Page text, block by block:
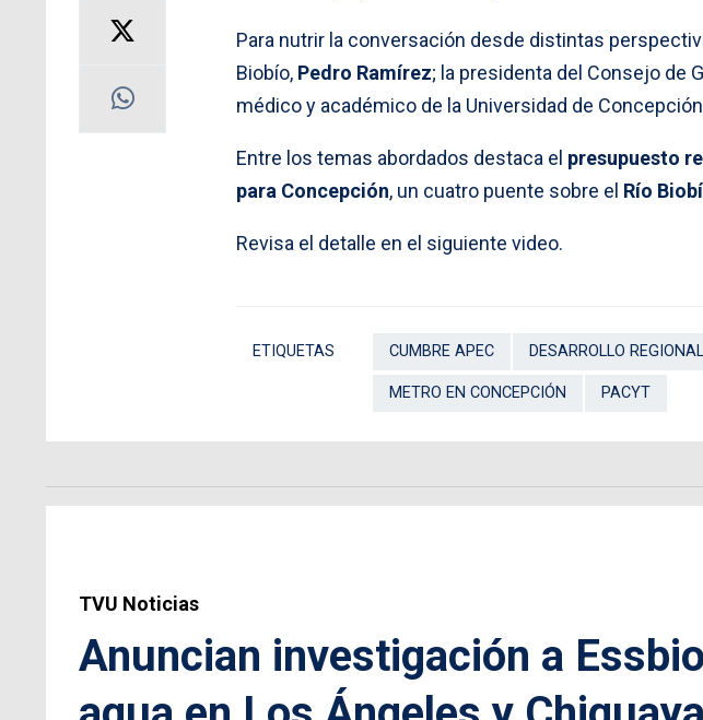
Para nutrir la conversación desde distintas
Biobío, Pedro Ramírez; la presidenta del Consejo de
médico y académico de la Universidad de
Entre los temas abordados destaca el presupuesto
para Concepción, un cuatro puente sobre el Río
Revisa el detalle en el siguiente video.
ETIQUETAS CUMBRE APEC DESARROLLO REGIONAL
METRO EN CONCEPCIÓN PACYT
TVU Noticias
Anuncian investigación a